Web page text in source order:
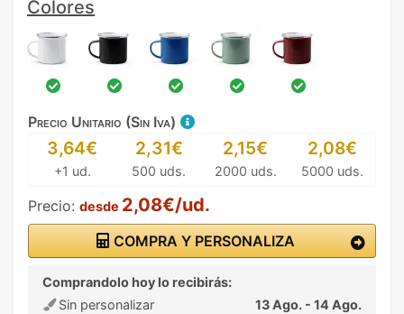
Colores
Precio Unitario (Sin Iva)
3,64€
+1 ud.
2,31€
500 uds.
2,15€
2000 uds.
2,08€
5000 uds.
Precio: desde 2,08€/ud.
COMPRA Y PERSONALIZA
Comprandolo hoy lo recibirás:
Sin personalizar
13 Ago. - 14 Ago.